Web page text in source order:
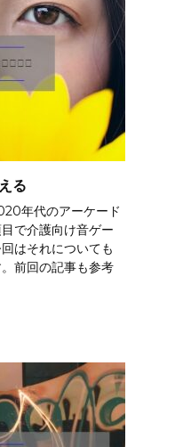
る
年代のアーケード
で介護向け音ゲー
はそれについても
前回の記事も参考